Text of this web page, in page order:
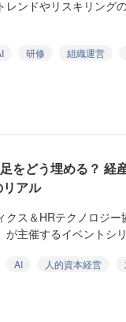
レンドやリスキリング
研修 組織運営
をどう埋める？ 経
アル
ス＆HRテクノロジ
が主催するイベントシ
AI 人的資本経営